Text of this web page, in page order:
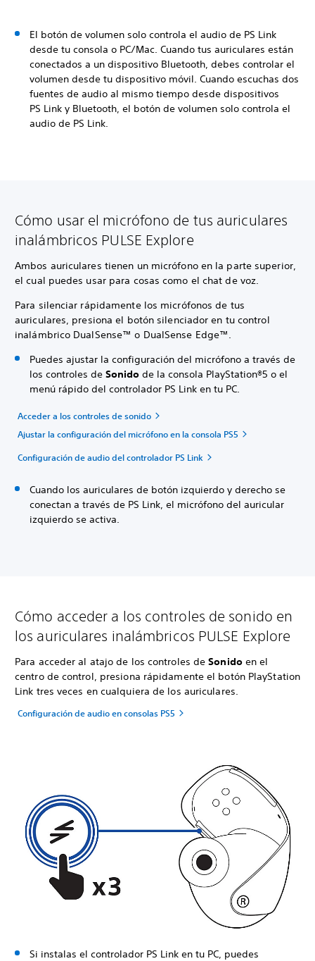
El botón de volumen solo controla el audio de PS Link
desde tu consola o PC/Mac. Cuando tus auriculares están
conectados a un dispositivo Bluetooth, debes controlar el
volumen desde tu dispositivo móvil. Cuando escuchas dos
fuentes de audio al mismo tiempo desde dispositivos
PS Link y Bluetooth, el botón de volumen solo controla el
audio de PS Link.
Cómo usar el micrófono de tus auriculares
inalámbricos PULSE Explore
Ambos auriculares tienen un micrófono en la parte superior,
el cual puedes usar para cosas como el chat de voz.
Para silenciar rápidamente los micrófonos de tus
auriculares, presiona el botón silenciador en tu control
inalámbrico DualSense™ o DualSense Edge™.
Puedes ajustar la configuración del micrófono a través de
los controles de Sonido de la consola PlayStation®5 o el
menú rápido del controlador PS Link en tu PC.
Acceder a los controles de sonido
Ajustar la configuración del micrófono en la consola PS5
Configuración de audio del controlador PS Link
Cuando los auriculares de botón izquierdo y derecho se
conectan a través de PS Link, el micrófono del auricular
izquierdo se activa.
Cómo acceder a los controles de sonido en
los auriculares inalámbricos PULSE Explore
Para acceder al atajo de los controles deSonidoen el
centro de control, presiona rápidamente el botón PlayStation
Link tres veces en cualquiera de los auriculares.
Configuración de audio en consolas PS5
Si instalas el controlador PS Link en tu PC, puedes